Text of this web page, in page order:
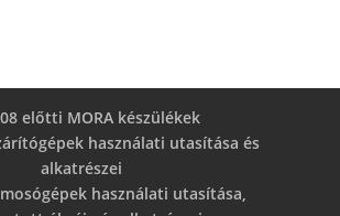
előtti MORA készülékek
használati utasítása és
alkatrészei
használati utasítása,